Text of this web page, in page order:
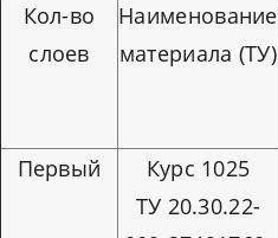
Кол-во
слоев
Наименование
материала (ТУ)
Первый
Курс 1025
ТУ 20.30.22-